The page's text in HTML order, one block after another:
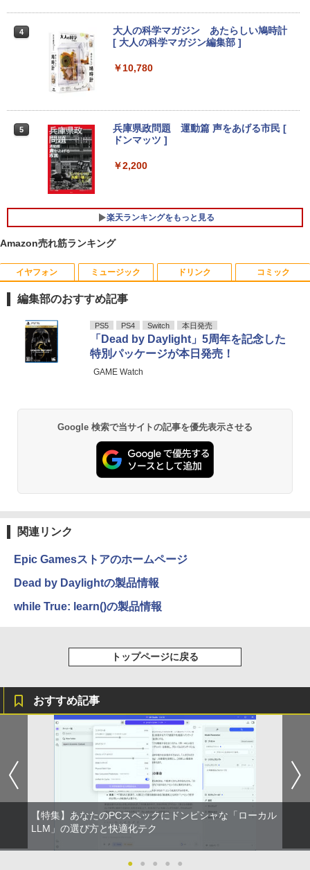
VHU5864JP
￥35,481
リ 4GB/ eMMC 128GB/ Chrome OS/ Off
iceなし/ アビスブルー ストームグレー
￥34,800
【新品】Windows11 ノートパソコン off
ice付き 15.6インチワイド液晶 フルHD I
ntel Pentium GOLD 6500Y メモリ12GB
列キーボード【NC15】
7 メモリ16GB SSD 512GB Office付き H
DMI Windows11 デスクトップPC 中古
パソコン
￥35,800
ン】 【3年保証】DELL デル OPTIPLEX
3090 MICRO SSD256GB メモリ16GB C
ト 返品 送料無料 中古デスクトップパソ
￥49,500
5
「楽天ランキング1位」 デスクトップパ
ソコン Windows11 Office付き パソコン
新品｜インテル 第14世代 Core i5-4590 i
5 i7-14700F｜ SSD 256GB～2TB｜メモ
2年保証 激安 高性能 ゲーム 本体のみ PC
高スペッ 初期設定済み
￥45,700
ィスプレイ 1920*1080 ポータブルモニタ
￥8,489
ー 23.8 1920×1080 HDMI D-Sub ブラッ
ク スピーカー：なし 24E2N2100/11
4
大人の科学マガジン あたらしい鳩時計
[ 大人の科学マガジン編集部 ]
￥10,780
5
兵庫県政問題 運動篇 声をあげる市民 [
ドンマッツ ]
￥2,200
楽天ランキングをもっと見る
Amazon売れ筋ランキング
イヤフォン
Anker Soundcore P40i オフホワイト
￥5,990
Anker Soundcore P31i ブラック
￥4,990
Anker Soundcore Liberty 5 ミッドナイトブ
【2026年アップグレード版】AOKIMI ワイヤ
軽量 ブルートゥースHi-Fi 最大36時間再生 ぶ
学/WEB会議(ホワイト)
Xiaomi シャオミ REDMI Buds 8 Lite ワイヤ
レスイヤホン Bluetooth 5.4 ノイズキャンセ
リング ANC 36時間再生
￥2,980
ミュージック
BRUCE WAYNE feat. Flo Milli, ATL Jacob
[Explicit]
￥250
BRUCE WAYNE feat. Flo Milli, ATL Jacob
[Explicit]
On My Road (Stadium ver.)
On My Road (Stadium ver.)
￥250
ドリンク
【Amazon.co.jp限定】 い・ろ・は・す 2L P
ET ラベルレス ×8本
￥1,001
by Amazon 天然水 ラベルレス 500ml ×24本
富士山の天然水 バナジウム含有 水 ミネラル
ウォーター ペットボトル 静岡県産 500ミリリ
ットル (Smart Basic)
￥1,380
強炭酸水 ペットボトル 500ミリリットル (Sm
￥1,625
コカ・コーラ やかんの麦茶 from 爽健美茶 ラ
￥1,653
コミック
薬屋のひとりごと 17巻 (デジタル版ビッグガ
ンガンコミックス)
￥770
異世界居酒屋「のぶ」(22) (角川コミックス・
エース)
HUNTER×HUNTER モノクロ版 39 (ジャンプ
スーパーの裏でヤニ吸うふたり 9巻 (デジタル
編集部のおすすめ記事
PS5 PS4 Switch 本日発売
「Dead by Daylight」5周年を記念した
特別パッケージが本日発売！
GAME Watch
Google 検索で当サイトの記事を優先表示させる
関連リンク
Epic Gamesストアのホームページ
Dead by Daylightの製品情報
while True: learn()の製品情報
トップページに戻る
おすすめ記事
【特集】あなたのPCスペックにドンピシャな「ローカル
LLM」の選び方と快適化テク
● ● ● ● ●